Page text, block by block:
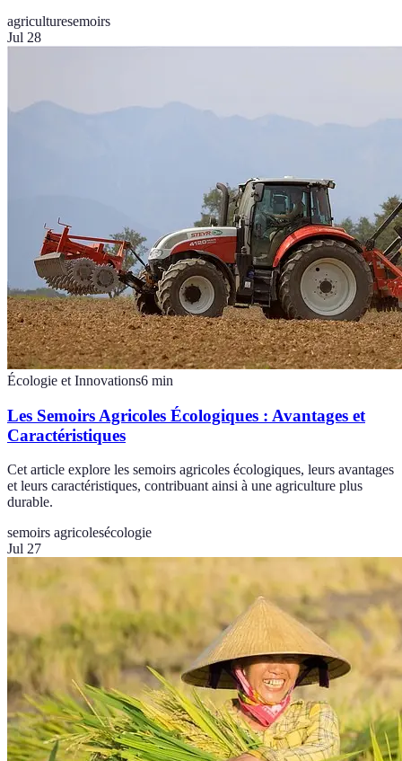
agriculturesemoirs
Jul 28
Écologie et Innovations6 min
Les Semoirs Agricoles Écologiques : Avantages et
Caractéristiques
Cet article explore les semoirs agricoles écologiques, leurs avantages
et leurs caractéristiques, contribuant ainsi à une agriculture plus
durable.
semoirs agricolesécologie
Jul 27